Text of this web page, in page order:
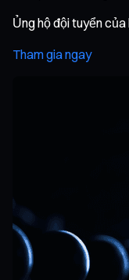
Ủng hộ đội tuyển
Tham gia ngay